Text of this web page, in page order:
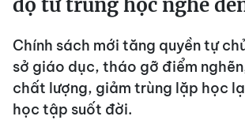
độ từ trung học nghề
Chính sách mới tăng quyền tự
sở giáo dục, tháo gỡ điểm
chất lượng, giảm trùng lặp học
học tập suốt đời.